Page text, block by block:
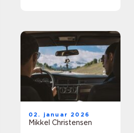
02. januar 2026
Mikkel Christensen